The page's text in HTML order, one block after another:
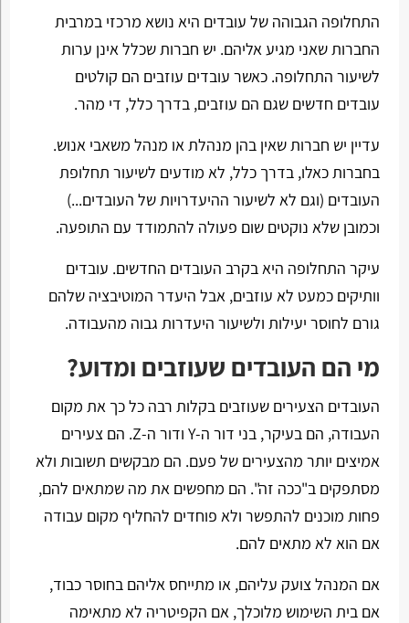
התחלופה הגבוהה של עובדים היא נושא מרכזי במרבית
החברות שאני מגיע אליהם. יש חברות שכלל אינן ערות
לשיעור התחלופה. כאשר עובדים עוזבים הם קולטים
עובדים חדשים שגם הם עוזבים, בדרך כלל, די מהר.
עדיין יש חברות שאין בהן מנהלת או מנהל משאבי אנוש.
בחברות כאלו, בדרך כלל, לא מודעים לשיעור תחלופת
העובדים (וגם לא לשיעור ההיעדרויות של העובדים...)
וכמובן שלא נוקטים שום פעולה להתמודד עם התופעה.
עיקר התחלופה היא בקרב העובדים החדשים. עובדים
וותיקים כמעט לא עוזבים, אבל היעדר המוטיבציה שלהם
גורם לחוסר יעילות ולשיעור היעדרות גבוה מהעבודה.
מי הם העובדים שעוזבים ומדוע?
העובדים הצעירים שעוזבים בקלות רבה כל כך את מקום
העבודה, הם בעיקר, בני דור ה-Y ודור ה-Z. הם צעירים
אמיצים יותר מהצעירים של פעם. הם מבקשים תשובות ולא
מסתפקים ב"ככה זה". הם מחפשים את מה שמתאים להם,
פחות מוכנים להתפשר ולא פוחדים להחליף מקום עבודה
אם הוא לא מתאים להם.
אם המנהל צועק עליהם, או מתייחס אליהם בחוסר כבוד,
אם בית השימוש מלוכלך, אם הקפיטריה לא מתאימה